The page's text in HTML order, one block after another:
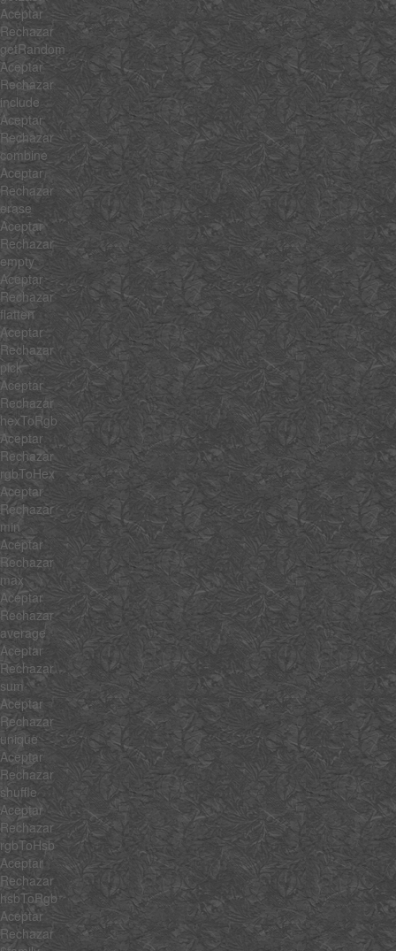
Aceptar
Rechazar
getRandom
Aceptar
Rechazar
include
Aceptar
Rechazar
combine
Aceptar
Rechazar
erase
Aceptar
Rechazar
empty
Aceptar
Rechazar
flatten
Aceptar
Rechazar
pick
Aceptar
Rechazar
hexToRgb
Aceptar
Rechazar
rgbToHex
Aceptar
Rechazar
min
Aceptar
Rechazar
max
Aceptar
Rechazar
average
Aceptar
Rechazar
sum
Aceptar
Rechazar
unique
Aceptar
Rechazar
shuffle
Aceptar
Rechazar
rgbToHsb
Aceptar
Rechazar
hsbToRgb
Aceptar
Rechazar